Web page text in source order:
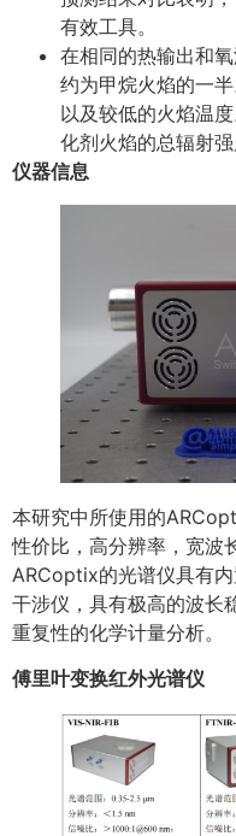
有效工具。
在相同的热输出和
约为甲烷火焰的一
以及较低的火焰温
化剂火焰的总辐射
仪器信息
本研究中所使用的
性价比，高分辨率，宽波
ARCoptix的光谱仪具有
干涉仪，具有极高的波长
重复性的化学计量分析。
傅里叶变换红外光谱仪